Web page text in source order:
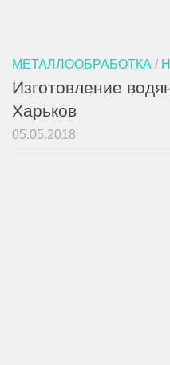
МЕТАЛЛООБРАБОТКА /
Изготовление
Харьков
05.05.2018